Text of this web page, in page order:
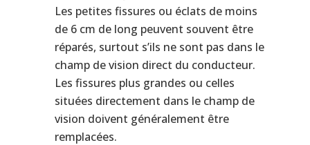
Les petites fissures ou éclats de moins
de 6 cm de long peuvent souvent être
réparés, surtout s’ils ne sont pas dans le
champ de vision direct du conducteur.
Les fissures plus grandes ou celles
situées directement dans le champ de
vision doivent généralement être
remplacées.